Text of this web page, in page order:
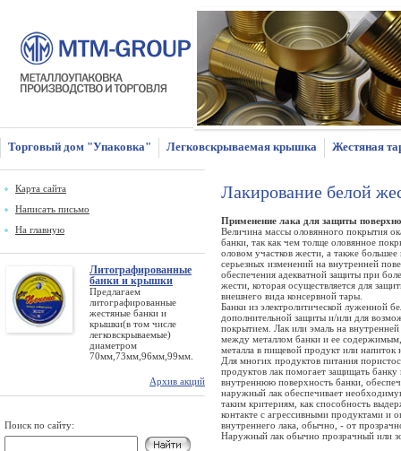
Торговый дом "Упаковка" Легковскрываемая крышка Жестяная
Карта сайта
Написать письмо
На главную
Литографированные
банки и крышки
Предлагаем
литографированные
жестяные банки и
крышки(в том числе
легковскрываемые)
диаметром
70мм,73мм,96мм,99мм.
Архив акций
Поиск по сайту:
Лакирование белой
Применение лака для защиты
Величина массы оловянного покрытия
банки, так как чем толще оловянное
оловом участков жести, а также
серьезных изменений на внутренней
обеспечения адекватной защиты при
жести, которая осуществляется для
внешнего вида консервной тары.
Банки из электролитической луженной
дополнительной защиты и/или для
покрытием. Лак или эмаль на
между металлом банки и ее
металла в пищевой продукт или напиток
Для многих продуктов питания
продуктов лак помогает защищать
внутреннюю поверхность банки,
наружный лак обеспечивает
таким критериям, как способность
контакте с агрессивными продуктами и
внутреннего лака, обычно, - от
Наружный лак обычно прозрачный или